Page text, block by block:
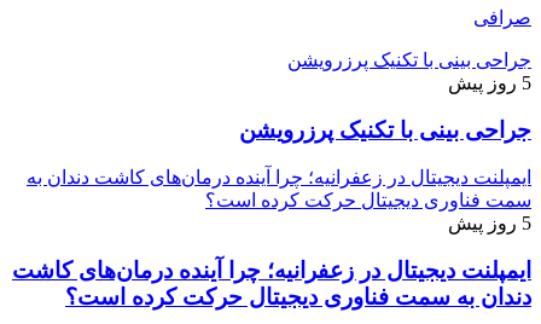
صرافی
جراحی بینی با تکنیک پرزرویشن
5 روز پیش
جراحی بینی با تکنیک پرزرویشن
ایمپلنت دیجیتال در زعفرانیه؛ چرا آینده درمان‌های کاشت دندان به
سمت فناوری دیجیتال حرکت کرده است؟
5 روز پیش
ایمپلنت دیجیتال در زعفرانیه؛ چرا آینده درمان‌های کاشت
دندان به سمت فناوری دیجیتال حرکت کرده است؟